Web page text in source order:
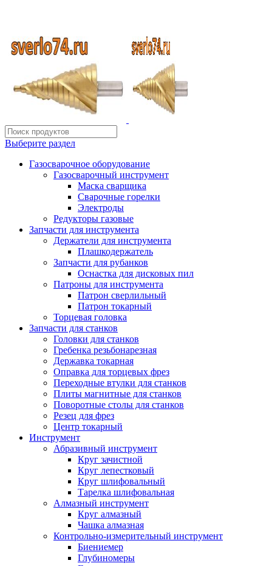
Выберите раздел
Газосварочное оборудование
Газосварочный инструмент
Маска сварщика
Сварочные горелки
Электроды
Редукторы газовые
Запчасти для инструмента
Держатели для инструмента
Плашкодержатель
Запчасти для рубанков
Оснастка для дисковых пил
Патроны для инструмента
Патрон сверлильный
Патрон токарный
Торцевая головка
Запчасти для станков
Головки для станков
Гребенка резьбонарезная
Державка токарная
Оправка для торцевых фрез
Переходные втулки для станков
Плиты магнитные для станков
Поворотные столы для станков
Резец для фрез
Центр токарный
Инструмент
Абразивный инструмент
Круг зачистной
Круг лепестковый
Круг шлифовальный
Тарелка шлифовальная
Алмазный инструмент
Круг алмазный
Чашка алмазная
Контрольно-измерительный инструмент
Биениемер
Глубиномеры